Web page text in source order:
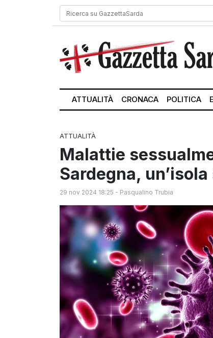
ATTUALITÀ CRONACA POLITICA
ATTUALITÀ
Malattie
Sardegna,
29 nov 2024 18:25 - Pasqualino Trubia